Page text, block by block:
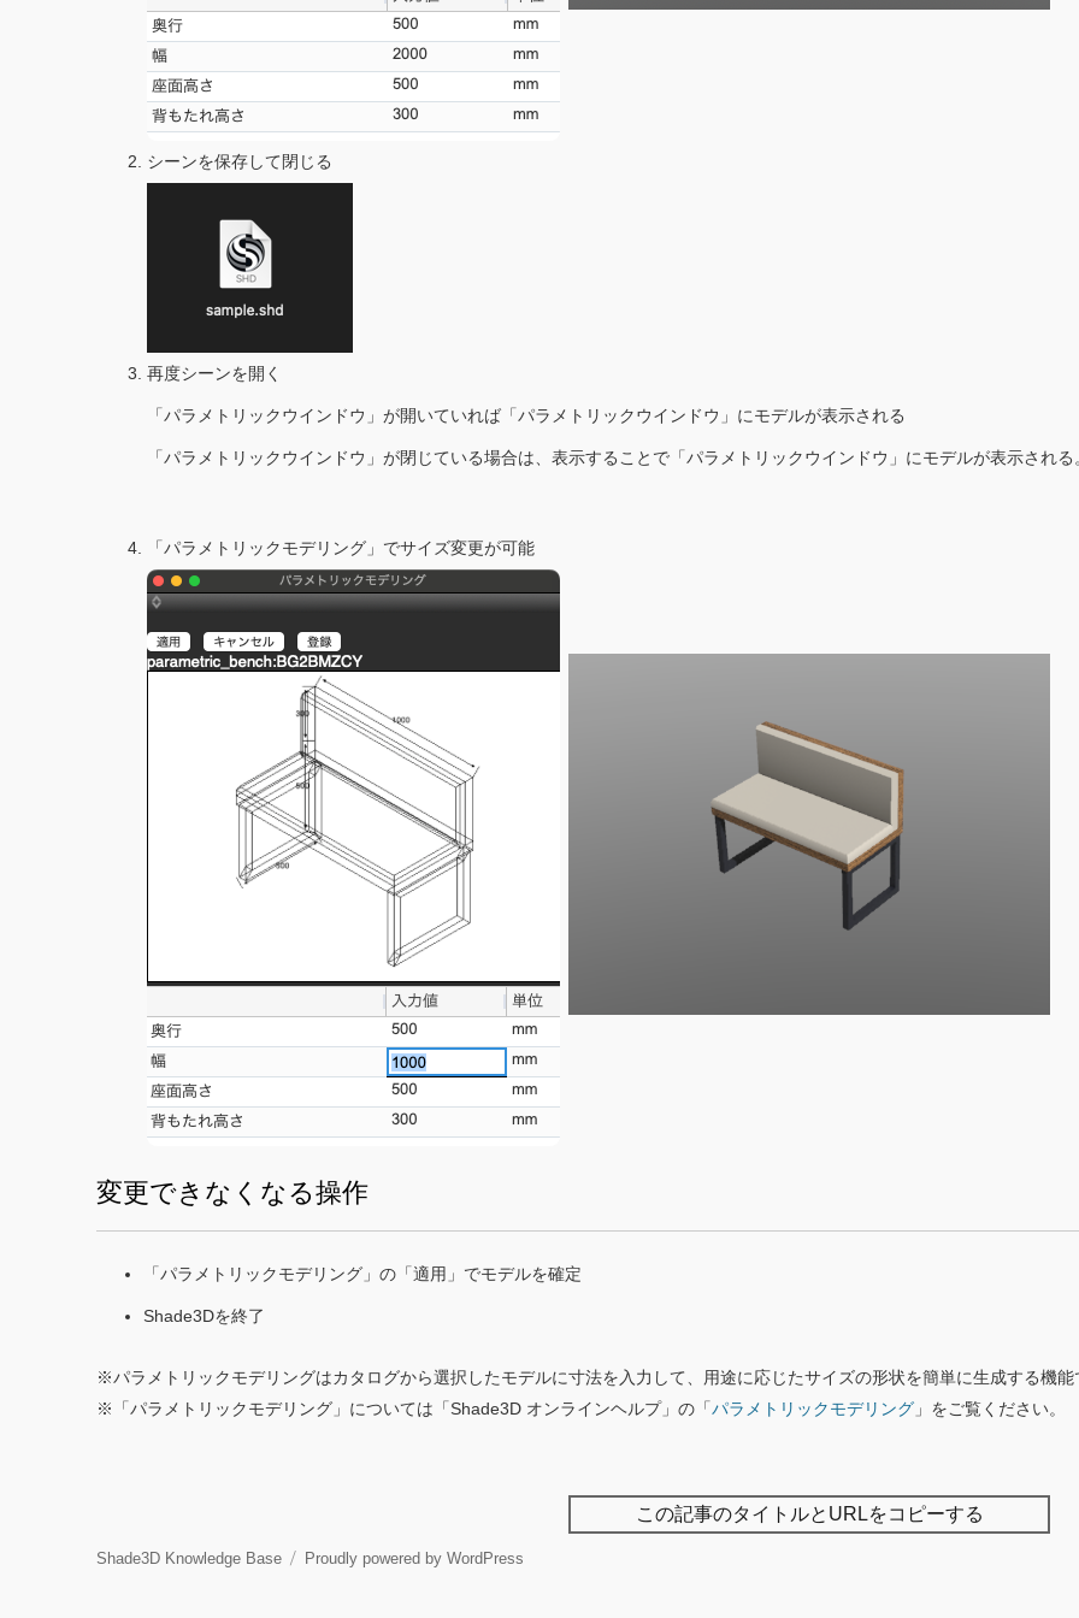
シーンを保存して閉じる
再度シーンを開く
「パラメトリックウインドウ」が開いていれば「パラメトリックウインドウ」にモデルが表示される
「パラメトリックウインドウ」が閉じている場合は、表示することで「パラメトリックウインドウ」にモデルが表示される
「パラメトリックモデリング」でサイズ変更が可能
変更できなくなる操作
「パラメトリックモデリング」の「適用」でモデルを確定
Shade3Dを終了
※パラメトリックモデリングはカタログから選択したモデルに寸法を入力して、用途に応じたサイズの形状を簡単に生成する機能
※「パラメトリックモデリング」については「Shade3D オンラインヘルプ」の「パラメトリックモデリング 」をご覧ください。
この記事のタイトルとURLをコピーする
Shade3D Knowledge Base Proudly powered by WordPress